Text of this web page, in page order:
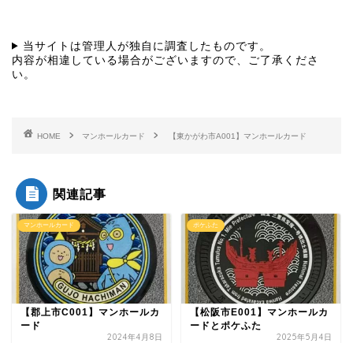
当サイトは管理人が独自に調査したものです。
内容が相違している場合がございますので、ご了承くださ
い。
HOME マンホールカード 【東かがわ市A001】マンホールカード
関連記事
マンホールカード
【郡上市C001】マンホールカ
ード
2024年4月8日
ポケふた
【松阪市E001】マンホールカ
ードとポケふた
2025年5月4日